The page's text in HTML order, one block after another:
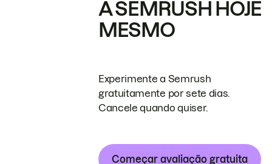
A SEMRUSH HOJE
MESMO
Experimente a Semrush
gratuitamente por sete dias.
Cancele quando quiser.
Começar avaliação gratuita